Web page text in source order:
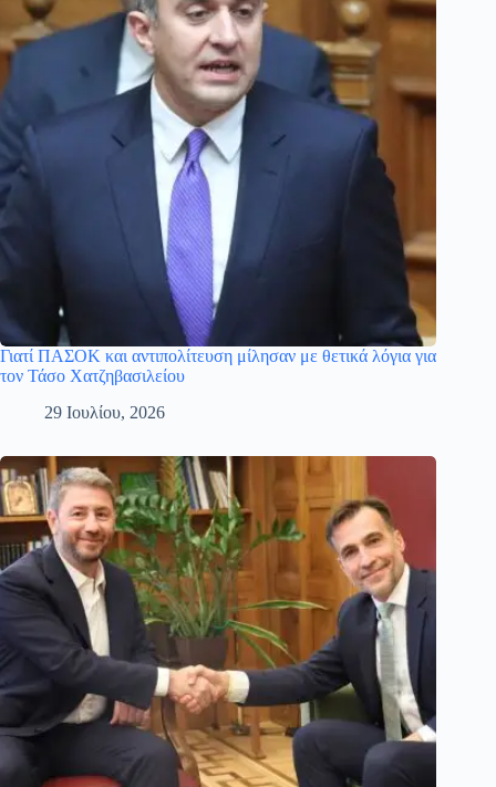
Γιατί ΠΑΣΟΚ και αντιπολίτευση μίλησαν με θετικά λόγια για
τον Τάσο Χατζηβασιλείου
29 Ιουλίου, 2026